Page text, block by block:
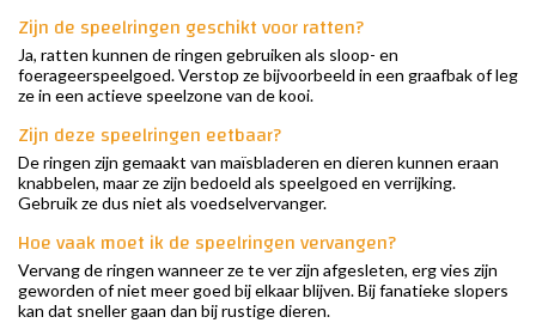
Zijn de speelringen geschikt voor ratten?
Ja, ratten kunnen de ringen gebruiken als sloop- en
foerageerspeelgoed. Verstop ze bijvoorbeeld in een graafbak of leg
ze in een actieve speelzone van de kooi.
Zijn deze speelringen eetbaar?
De ringen zijn gemaakt van maïsbladeren en dieren kunnen eraan
knabbelen, maar ze zijn bedoeld als speelgoed en verrijking.
Gebruik ze dus niet als voedselvervanger.
Hoe vaak moet ik de speelringen vervangen?
Vervang de ringen wanneer ze te ver zijn afgesleten, erg vies zijn
geworden of niet meer goed bij elkaar blijven. Bij fanatieke slopers
kan dat sneller gaan dan bij rustige dieren.